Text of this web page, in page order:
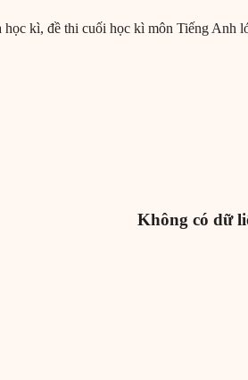
kì, đề thi cuối học kì môn Tiếng
Không có dữ